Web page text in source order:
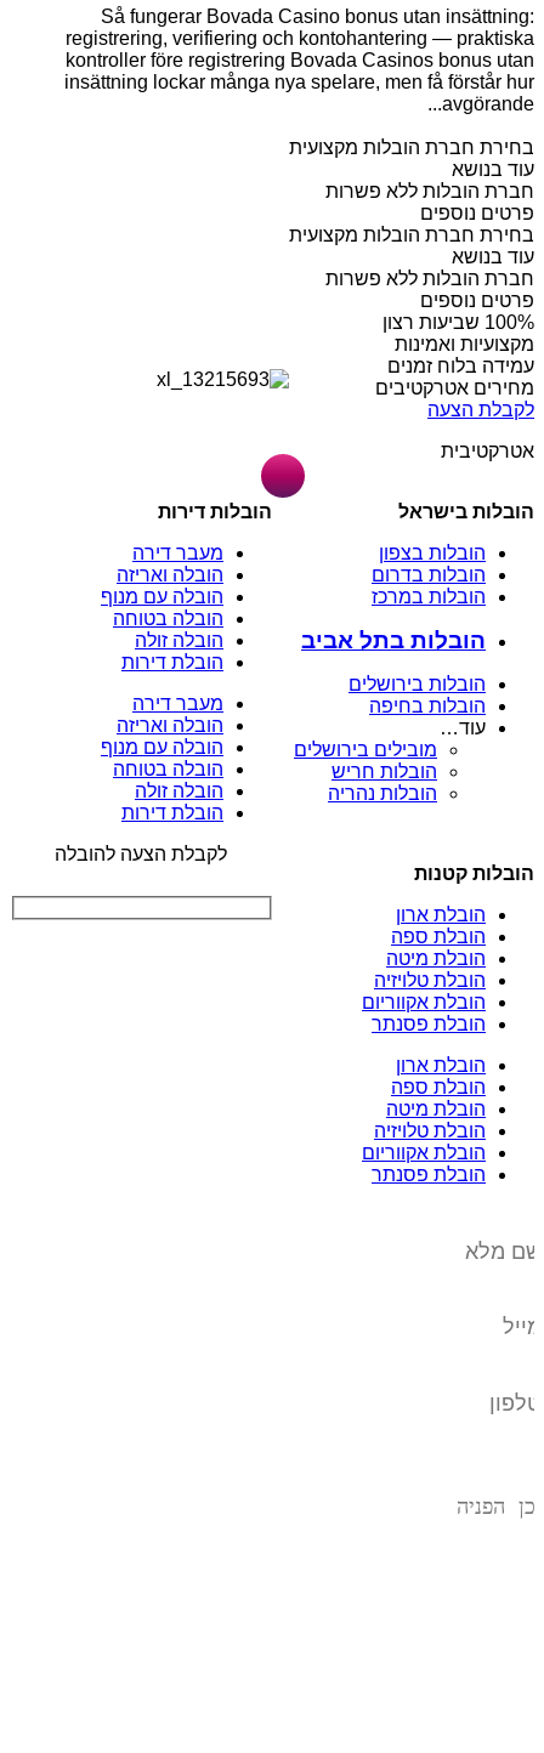
Så fungerar Bovada Casino bonus utan insättning:
registrering, verifiering och kontohantering — praktiska
kontroller före registrering Bovada Casinos bonus utan
insättning lockar många nya spelare, men få förstår hur
avgörande...
בחירת חברת הובלות מקצועית
עוד בנושא
חברת הובלות ללא פשרות
פרטים נוספים
בחירת חברת הובלות מקצועית
עוד בנושא
חברת הובלות ללא פשרות
פרטים נוספים
מקצועיות ואמינות
עמידה בלוח זמנים
מחירים אטרקטיבים
לקבלת הצעה
אטרקטיבית
הובלות בישראל
הובלות בצפון
הובלות בדרום
הובלות במרכז
הובלות בתל אביב
הובלות בירושלים
הובלות בחיפה
עוד…
מובילים בירושלים
הובלות חריש
הובלות נהריה
הובלות דירות
מעבר דירה
הובלה ואריזה
הובלה עם מנוף
הובלה בטוחה
הובלה זולה
הובלת דירות
מעבר דירה
הובלה ואריזה
הובלה עם מנוף
הובלה בטוחה
הובלה זולה
הובלת דירות
הובלות קטנות
הובלת ארון
הובלת ספה
הובלת מיטה
הובלת טלויזיה
הובלת אקווריום
הובלת פסנתר
הובלת ארון
הובלת ספה
הובלת מיטה
הובלת טלויזיה
הובלת אקווריום
הובלת פסנתר
לקבלת הצעה להובלה